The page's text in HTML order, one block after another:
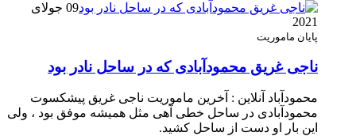
09 جولای
2021
پایان ماموریت
ناجی غریق محمودآبادی که در ساحل نادر بود
محمودآباد آنلاین : آخرین ماموریت ناجی غریق پیشکسوت
محمودآبادی در ساحل خطی آهی مثل همیشه موفق بود ، ولی
این بار او دست از ساحل کشید.